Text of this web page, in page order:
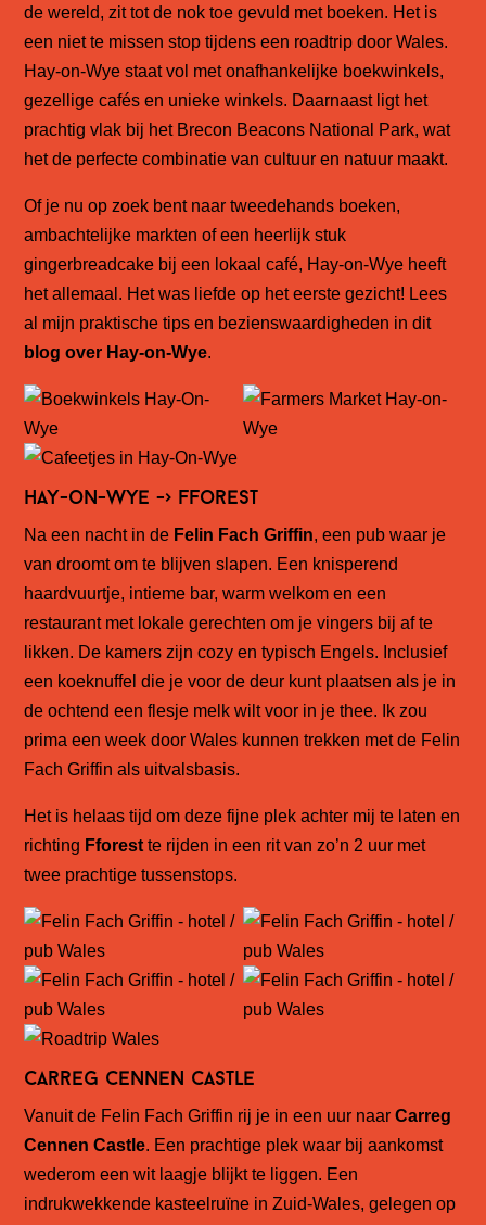
de wereld, zit tot de nok toe gevuld met boeken. Het is
een niet te missen stop tijdens een roadtrip door Wales.
Hay-on-Wye staat vol met onafhankelijke boekwinkels,
gezellige cafés en unieke winkels. Daarnaast ligt het
prachtig vlak bij het Brecon Beacons National Park, wat
het de perfecte combinatie van cultuur en natuur maakt.
Of je nu op zoek bent naar tweedehands boeken,
ambachtelijke markten of een heerlijk stuk
gingerbreadcake bij een lokaal café, Hay-on-Wye heeft
het allemaal. Het was liefde op het eerste gezicht! Lees
al mijn praktische tips en bezienswaardigheden in dit
blog over Hay-on-Wye.
Hay-on-Wye -> Fforest
Na een nacht in de Felin Fach Griffin, een pub waar je
van droomt om te blijven slapen. Een knisperend
haardvuurtje, intieme bar, warm welkom en een
restaurant met lokale gerechten om je vingers bij af te
likken. De kamers zijn cozy en typisch Engels. Inclusief
een koeknuffel die je voor de deur kunt plaatsen als je in
de ochtend een flesje melk wilt voor in je thee. Ik zou
prima een week door Wales kunnen trekken met de Felin
Fach Griffin als uitvalsbasis.
Het is helaas tijd om deze fijne plek achter mij te laten en
richting Fforest te rijden in een rit van zo’n 2 uur met
twee prachtige tussenstops.
Carreg Cennen Castle
Vanuit de Felin Fach Griffin rij je in een uur naarCarreg
Cennen Castle. Een prachtige plek waar bij aankomst
wederom een wit laagje blijkt te liggen. Een
indrukwekkende kasteelruïne in Zuid-Wales, gelegen op